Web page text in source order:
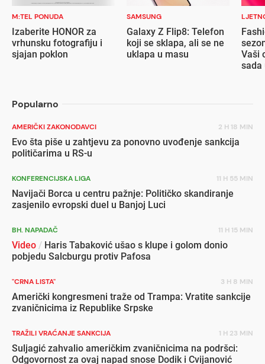
M:TEL PONUDA
Izaberite HONOR za
vrhunsku fotografiju i
sjajan poklon
SAMSUNG
Galaxy Z Flip8: Telefon
koji se sklapa, ali se ne
uklapa u masu
Vaši
sada
Popularno
AMERIČKI ZAKONODAVCI 2 H 18 MIN
Evo šta piše u zahtjevu za ponovno uvođenje sankcija
političarima u RS-u
KONFERENCIJSKA LIGA 11 H 55 MIN
Navijači Borca u centru pažnje: Političko skandiranje
zasjenilo evropski duel u Banjoj Luci
BH. NAPADAČ 11 H 15 MIN
Video / Haris Tabaković ušao s klupe i golom donio
pobjedu Salcburgu protiv Pafosa
"CRNA LISTA" 3 H 8 MIN
Američki kongresmeni traže od Trampa: Vratite sankcije
zvaničnicima iz Republike Srpske
TRAŽILI VRAĆANJE SANKCIJA 1 H 23 MIN
Suljagić zahvalio američkim zvaničnicima na podršci:
Odgovornost za ovaj napad snose Dodik i Cvijanović